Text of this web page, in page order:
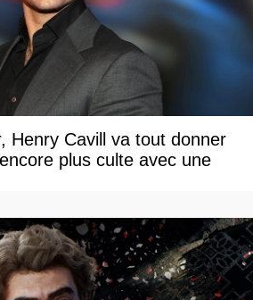
Henry Cavill va tout donner
plus culte avec une